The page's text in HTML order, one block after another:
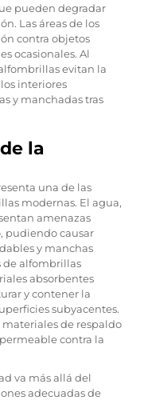
pueden degradar
Las áreas de los
contra objetos
ocasionales. Al
evitan la
interiores
y manchadas tras
la
una de las
modernas. El agua,
amenazas
pudiendo causar
y manchas
de alfombrillas
absorbentes
y contener la
subyacentes.
de respaldo
contra la
va más allá del
adecuadas de